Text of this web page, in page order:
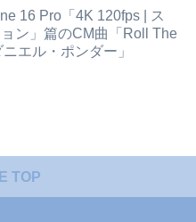
16 Pro「4K 120fps | ス
ン」篇のCM曲「Roll The
エル・ポンダー」
TOP